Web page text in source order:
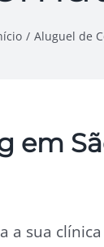
Aluguel de
em
a sua